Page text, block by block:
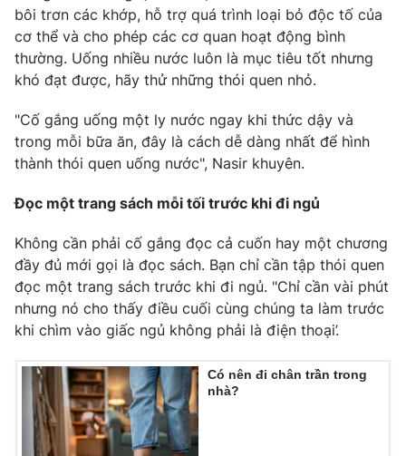
bôi trơn các khớp, hỗ trợ quá trình loại bỏ độc tố của
cơ thể và cho phép các cơ quan hoạt động bình
thường. Uống nhiều nước luôn là mục tiêu tốt nhưng
khó đạt được, hãy thử những thói quen nhỏ.
"Cố gắng uống một ly nước ngay khi thức dậy và
trong mỗi bữa ăn, đây là cách dễ dàng nhất để hình
thành thói quen uống nước", Nasir khuyên.
Đọc một trang sách mỗi tối trước khi đi ngủ
Không cần phải cố gắng đọc cả cuốn hay một chương
đầy đủ mới gọi là đọc sách. Bạn chỉ cần tập thói quen
đọc một trang sách trước khi đi ngủ. "Chỉ cần vài phút
nhưng nó cho thấy điều cuối cùng chúng ta làm trước
khi chìm vào giấc ngủ không phải là điện thoại’.
Có nên đi chân trần trong
nhà?